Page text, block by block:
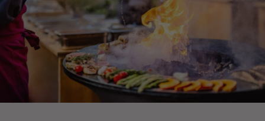
danach bei niedrigerer Temperatur schonend garen.
Von klassischen Grillspezialitäten wie saftigen Steaks
und würzigen Burgern bis hin zu diesen
außergewöhnlichen Highlights – wir bieten Ihnen eine
vielseitige Auswahl, die jedes BBQ zu einem
unvergesslichen Event macht. Ob für ein entspanntes